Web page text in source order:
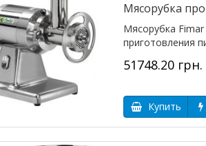
Мясорубка
Мясорубка Fimar
приготовления
51748.20 грн.
Купить